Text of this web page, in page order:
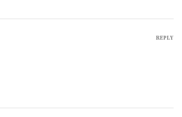
REPLY